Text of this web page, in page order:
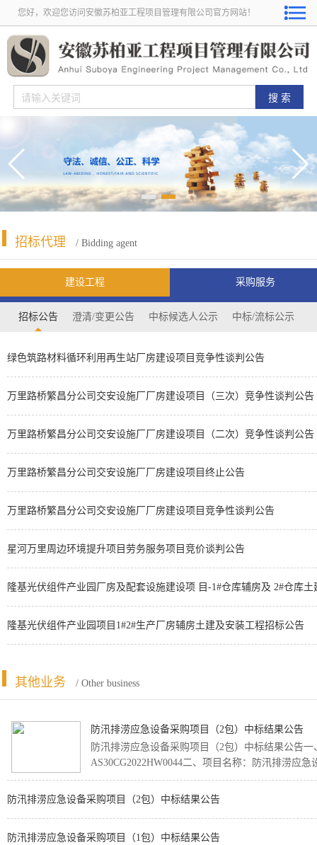
您好，欢迎您访问安徽苏柏亚工程项目管理有限公司官方网站！
招标代理 / Bidding agent
建设工程 采购服务
招标公告 澄清/变更公告 中标候选人公示 中标/流标公示
绿色筑路材料循环利用再生站厂房建设项目竞争性谈判公告
万里路桥繁昌分公司交安设施厂厂房建设项目（三次）竞争性谈判公告
万里路桥繁昌分公司交安设施厂厂房建设项目（二次）竞争性谈判公告
万里路桥繁昌分公司交安设施厂厂房建设项目终止公告
万里路桥繁昌分公司交安设施厂厂房建设项目竞争性谈判公告
星河万里周边环境提升项目劳务服务项目竞价谈判公告
隆基光伏组件产业园厂房及配套设施建设项 目-1#仓库辅房及 2#仓库
隆基光伏组件产业园项目1#2#生产厂房辅房土建及安装工程招标公告
其他业务 / Other business
防汛排涝应急设备采购项目（2包）中标结果公告
防汛排涝应急设备采购项目（2包）中标结果公告一
AS30CG2022HW0044二、项目名称：防汛排涝应
防汛排涝应急设备采购项目（2包）中标结果公告
防汛排涝应急设备采购项目（1包）中标结果公告